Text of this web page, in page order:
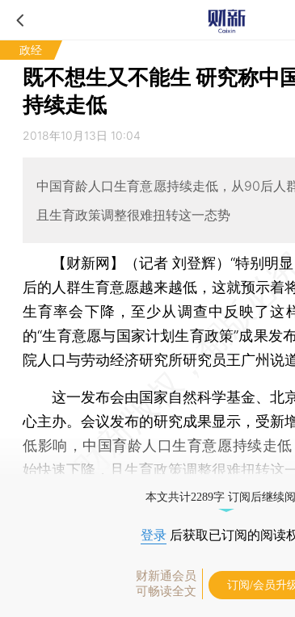
政经
既不想生又不能生 研究称中
持续走低
2018年10月13日 10:04
中国育龄人口生育意愿持续走低，从90后人
且生育政策调整很难扭转这一态势
【财新网】（记者 刘登辉） “特别明
后的人群生育意愿越来越低，这就预示着
生育率会下降，至少从调查中反映了这
的“生育意愿与国家计划生育政策”成果发
院人口与劳动经济研究所研究员王广州说道
这一发布会由国家自然科学基金、北
心主办。会议发布的研究成果显示，受新
低影响，中国育龄人口生育意愿持续走
始快速下降，且生育政策调整很难扭转这
本文共计2289字 订阅后继续
登录 后获取已订阅的阅读
财新通会员
可畅读全文
订阅/会员升